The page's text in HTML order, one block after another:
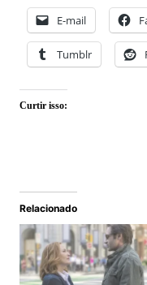
E-mail
Tumblr
Curtir isso:
Relacionado